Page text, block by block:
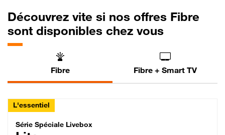
Découvrez vite si nos offres Fibre
sont disponibles chez vous
Fibre Fibre + Smart TV
L'essentiel
Série Spéciale Livebox Lite Fibre
Série Spéciale Livebox